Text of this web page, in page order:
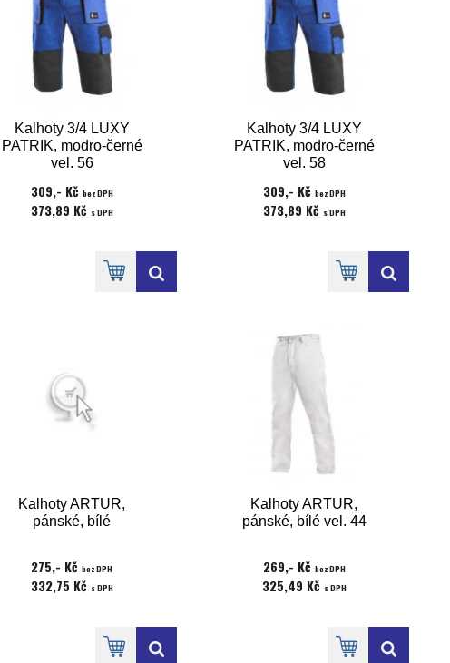
Kalhoty 3/4 LUXY
PATRIK, modro-černé
vel. 56
309,- Kč bez DPH
373,89 Kč s DPH
Kalhoty 3/4 LUXY
PATRIK, modro-černé
vel. 58
309,- Kč bez DPH
373,89 Kč s DPH
Kalhoty ARTUR,
pánské, bílé
275,- Kčbez DPH
332,75 Kč s DPH
Kalhoty ARTUR,
pánské, bílé vel. 44
269,- Kč bez DPH
325,49 Kč s DPH